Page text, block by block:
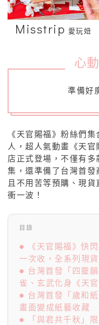
Misstrip 愛玩妞
心動
準備好
《天官賜福》粉絲們
人，超人氣動畫《天官
店正式登場，不僅有
集，還準備了台灣首發
且不用苦等預購、現
衝一波！
目錄
● 《天官賜福》快
一次收，全系列現
● 台灣首發「四靈
雀、玄武化身《天
● 台灣首發「歲和
畫面變成紙藝收藏
● 「與君共千秋」